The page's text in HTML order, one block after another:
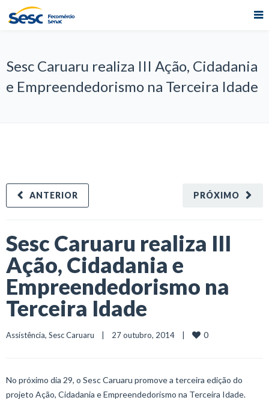
Sesc Caruaru realiza III Ação, Cidadania
e Empreendedorismo na Terceira Idade
PRÓXIMO
ANTERIOR
Sesc Caruaru realiza III
Ação, Cidadania e
Empreendedorismo na
Terceira Idade
Assistência, Sesc Caruaru
    |    27 outubro, 2014    |
0
No próximo dia 29, o Sesc Caruaru promove a terceira edição do
projeto Ação, Cidadania e Empreendedorismo na Terceira Idade.